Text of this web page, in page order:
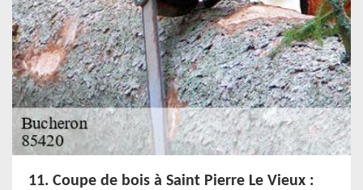
11. Coupe de bois à Saint Pierre Le Vieux :